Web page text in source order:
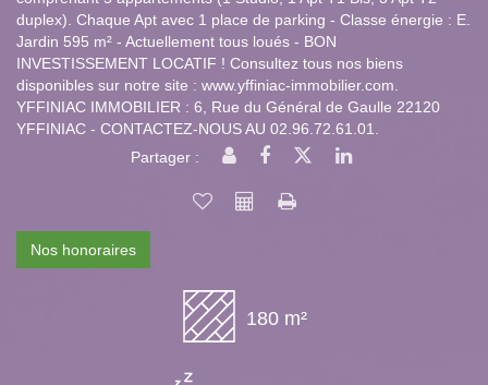
duplex). Chaque Apt avec 1 place de parking - Classe énergie : E.
Jardin 595 m² - Actuellement tous loués - BON
INVESTISSEMENT LOCATIF ! Consultez tous nos biens
disponibles sur notre site : www.yffiniac-immobilier.com.
YFFINIAC IMMOBILIER : 6, Rue du Général de Gaulle 22120
YFFINIAC - CONTACTEZ-NOUS AU 02.96.72.61.01.
Partager :
Nos honoraires
180 m²